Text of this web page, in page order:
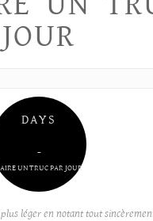
JOUR
DAYS
–
UN TRUC PAR JOUR
plus léger en notant tout